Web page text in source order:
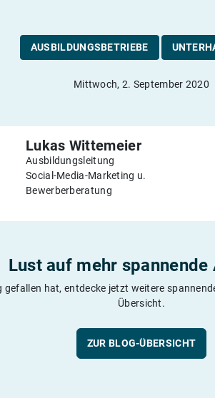
AUSBILDUNGSBETRIEBE
Mittwoch, 2. September 2020
Lukas Wittemeier
Ausbildungsleitung
Social-Media-Marketing u.
Bewerberberatung
Lust auf mehr spannende
gefallen hat, entdecke jetzt weitere
Übersicht.
ZUR BLOG-ÜBERSICHT